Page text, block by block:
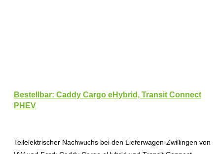
Bestellbar: Caddy Cargo eHybrid, Transit Connect
PHEV
Teilelektrischer Nachwuchs bei den Lieferwagen-Zwillingen von